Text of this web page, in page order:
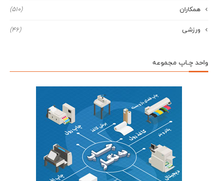
همکاران (510)
ورزشی (46)
واحد چـاپ مجموعه